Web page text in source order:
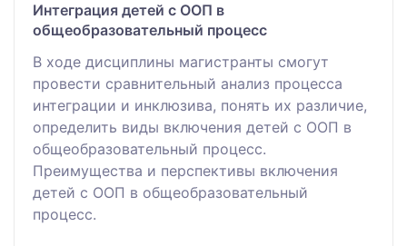
Интеграция детей с ООП в
общеобразовательный процесс
В ходе дисциплины магистранты смогут
провести сравнительный анализ процесса
интеграции и инклюзива, понять их различие,
определить виды включения детей с ООП в
общеобразовательный процесс.
Преимущества и перспективы включения
детей с ООП в общеобразовательный
процесс.